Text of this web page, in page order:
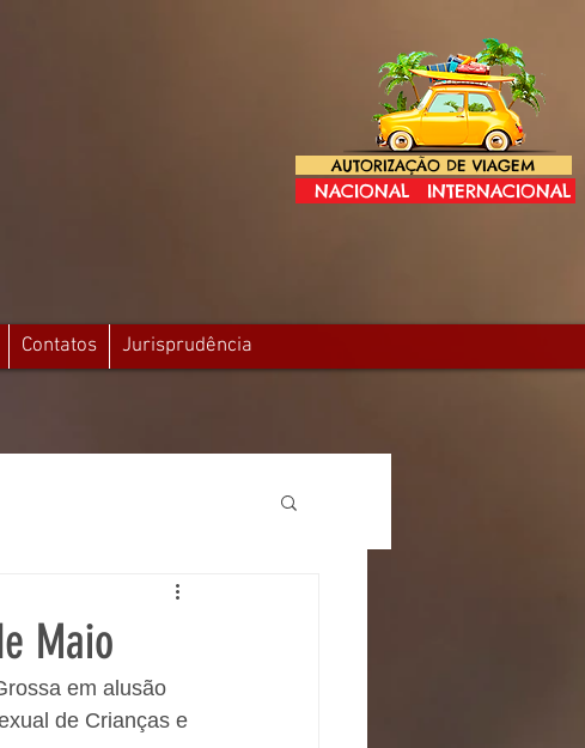
AUTORIZAÇÃO DE VIAGEM
NACIONAL INTERNACIONAL
Contatos Jurisprudência
Maio
em alusão
de Crianças e